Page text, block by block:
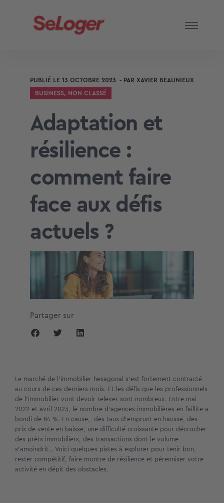
PUBLIÉ LE 13 OCTOBRE 2023 - PAR XAVIER BEAUNIEUX
BUSINESS, NON CLASSÉ
Adaptation et
résilience :
comment faire
face aux défis
actuels ?
Partager sur
Le marché de l’immobilier hexagonal s’est fortement contracté
au cours de ces derniers mois. Et les défis que les professionnels
de l’immobilier vont devoir relever sont nombreux. Entre mai
2022 et avril 2023, le nombre d’agences immobilières en faillite a
bondi de 84 %. En cause, des taux d’emprunt en hausse, des
prix de vente en baisse, une difficulté croissante pour décrocher
des prêts immobiliers, des transactions dont le volume
s’amoindrit… Voici quelques pistes à explorer pour tenir bon,
rester compétitif, faire montre de résilience et pérenniser votre
activité en dépit des obstacles.